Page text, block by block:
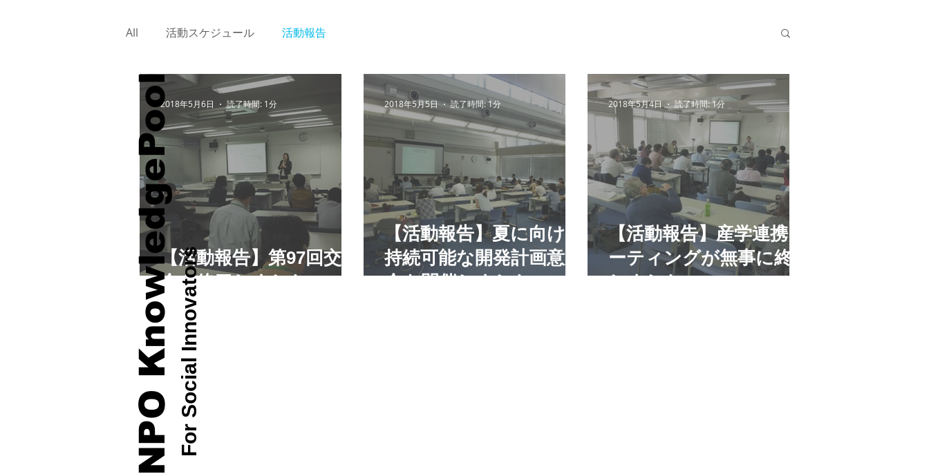
All 活動スケジュール 活動報告
【活動報告】第97回交流
会を終了しました
2018年5月6日 読了時間: 1分
【活動報告】夏に向けた
持続可能な開発計画意見
会を開催しました
2018年5月5日 読了時間: 1分
【活動報告】産学連携ミ
ーティングが無事に終了
しました
2018年5月4日 読了時間: 1分
NPO KnowledgePoolFor Social Innovators